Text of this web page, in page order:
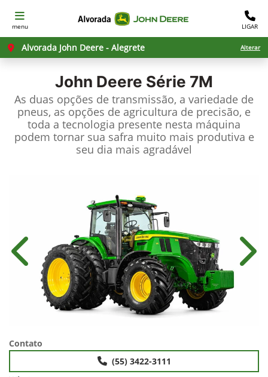
menu LIGAR
Alvorada John Deere - Alegrete Alterar
John Deere Série 7M
As duas opções de transmissão, a variedade de
pneus, as opções de agricultura de precisão, e
toda a tecnologia presente nesta máquina
podem tornar sua safra muito mais produtiva e
seu dia mais agradável
Anterior
Contato
(55) 3422-3111